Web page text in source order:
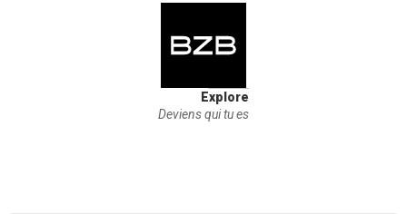
Explore
Deviens qui tu es